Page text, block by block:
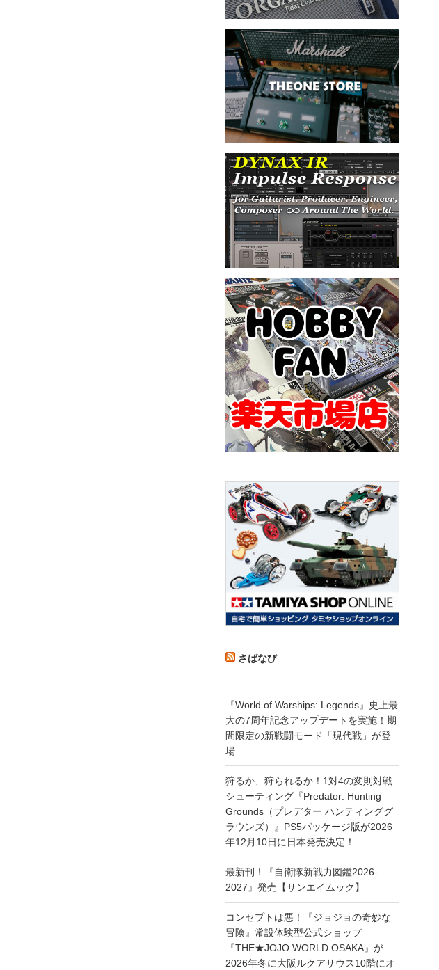
さばなび
『World of Warships: Legends』史上最
大の7周年記念アップデートを実施！期
間限定の新戦闘モード「現代戦」が登
場
狩るか、狩られるか！1対4の変則対戦
シューティング『Predator: Hunting
Grounds（プレデター ハンティンググ
ラウンズ）』PS5パッケージ版が2026
年12月10日に日本発売決定！
最新刊！『自衛隊新戦力図鑑2026-
2027』発売【サンエイムック】
コンセプトは悪！『ジョジョの奇妙な
冒険』常設体験型公式ショップ
『THE★JOJO WORLD OSAKA』が
2026年冬に大阪ルクアサウス10階にオ